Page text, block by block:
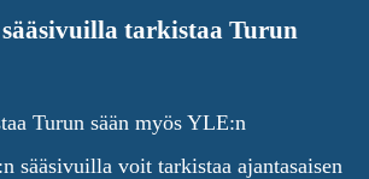
tarkistaa Turun
Turun sään myös YLE:n
sääsivuilla voit tarkistaa ajantasaisen